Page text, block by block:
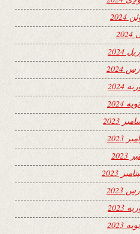
2024
2024
2024
2024
2024
2023
2023
2023
2023
2023
2023